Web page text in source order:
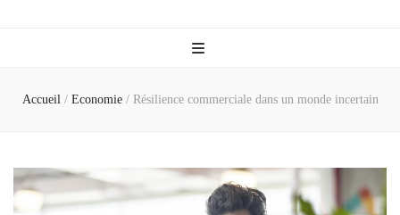
Accueil / Economie / Résilience commerciale dans un monde incertain